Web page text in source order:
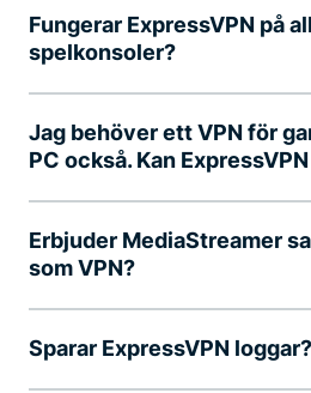
Fungerar ExpressVPN på
spelkonsoler?
Jag behöver ett VPN för
PC också. Kan
Erbjuder MediaStreamer
som VPN?
Sparar ExpressVPN loggar?